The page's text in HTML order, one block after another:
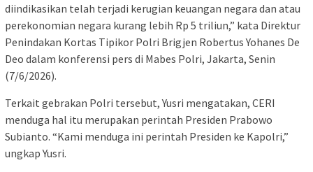
diindikasikan telah terjadi kerugian keuangan negara dan atau
perekonomian negara kurang lebih Rp 5 triliun,” kata Direktur
Penindakan Kortas Tipikor Polri Brigjen Robertus Yohanes De
Deo dalam konferensi pers di Mabes Polri, Jakarta, Senin
(7/6/2026).
Terkait gebrakan Polri tersebut, Yusri mengatakan, CERI
menduga hal itu merupakan perintah Presiden Prabowo
Subianto. “Kami menduga ini perintah Presiden ke Kapolri,”
ungkap Yusri.